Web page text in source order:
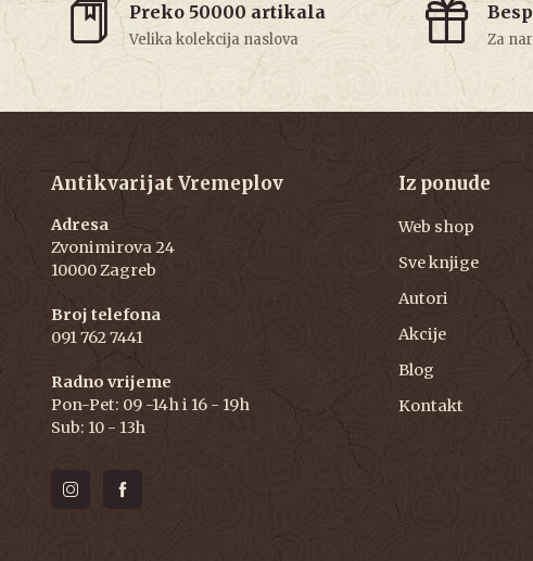
Preko 50000 artikala
Velika kolekcija naslova Za
Antikvarijat Vremeplov
Adresa
Zvonimirova 24
10000 Zagreb
Broj telefona
091 762 7441
Radno vrijeme
Pon-Pet: 09 -14h i 16 - 19h
Sub: 10 - 13h
Iz ponude
Web shop
Sve knjige
Autori
Akcije
Blog
Kontakt